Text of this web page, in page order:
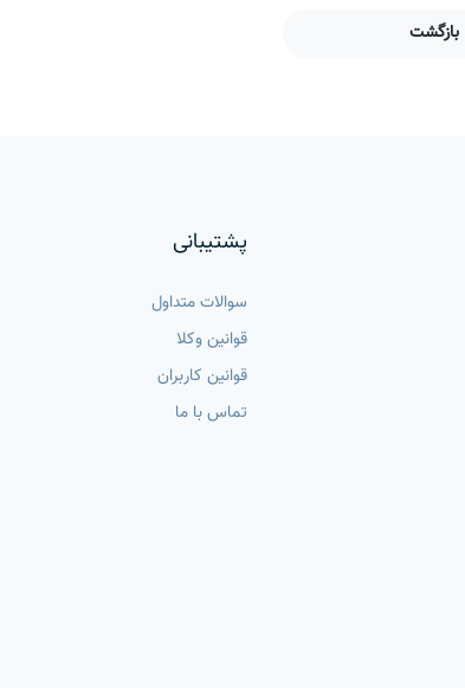
بازگشت
پشتیبانی
سوالات متداول
قوانین وکلا
قوانین کاربران
تماس با ما